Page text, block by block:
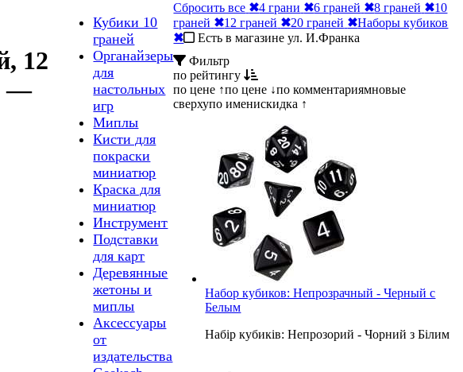
12
—
Кубики 10
граней
Органайзеры
для
настольных
игр
Миплы
Кисти для
покраски
миниатюр
Краска для
миниатюр
Инструмент
Подставки
для карт
Деревянные
жетоны и
миплы
Аксессуары
от
издательства
Сбросить все ✖4 грани ✖6 граней ✖8 граней ✖10
граней ✖12 граней ✖20 граней ✖Наборы кубиков
✖
Есть в магазине ул. И.Франка
Фильтр
по рейтингу
по цене ↑по цене ↓по комментариямновые
сверхупо именискидка ↑
Набор кубиков: Непрозрачный - Черный с
Белым
Набір кубиків: Непрозорий - Чорний з Білим